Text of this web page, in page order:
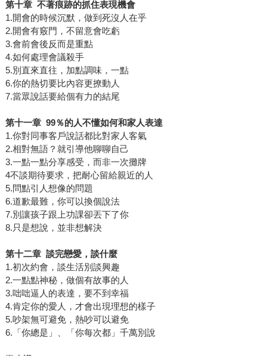
第十章 不著痕跡的抓住表現機會
1.開會的時候沉默，做到死沒人在乎
2.開會有竅門，不留意會吃虧
3.會前會後反而是重點
4.如何處理會議殺手
5.別直來直往，加點調味，一點
6.你的熱切要比內容更撩動人
7.當眾說話要給個有力的結尾
第十一章99％的人不懂如何和家人表達
1.你對同事客戶說話都比對家人客氣
2.相對無語？就引導他聊聊自己
3.一點一點分享感受，而非一次攤牌
4不談期待要求，把耐心留給親近的人
5.問點引人想像的問題
6.道歉最難，你可以換個說法
7.別讓孩子跟上功課卻丟下了你
8.只是想說，並非想解決
第十二章 談完戀愛，談什麼
1.初次約會，談生活別談興趣
2.一點點神秘，做個有故事的人
3.咄咄逼人的表達，要不到幸福
4.肯定你的愛人，才會出現理想的樣子
5.吵架無可避免，熱吵可以避免
6.「你總是」、「你每次都」千萬別說